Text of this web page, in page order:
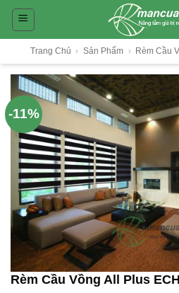
Skip
Trang Chủ › Sản Phẩm › Rèm Cầu
-11%
Rèm Cầu Vồng All Plus